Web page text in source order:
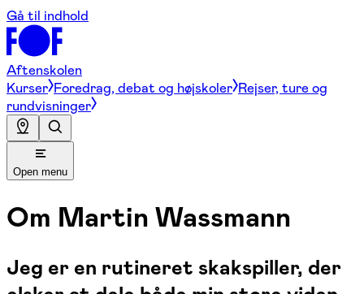
Gå til indhold
Aftenskolen
Kurser Foredrag, debat og højskoler Rejser, ture og
rundvisninger
Open menu
Om Martin Wassmann
Jeg er en rutineret skakspiller, der